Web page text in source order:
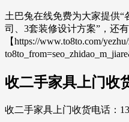
土巴兔在线免费为大家提供“
司、3套装修设计方案”，还
【https://www.to8to.com/
收二手家具上门收
收二手家具上门收货电话：